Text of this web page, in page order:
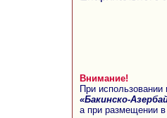
Внимание!
При
«Бакинско-
а при размещении